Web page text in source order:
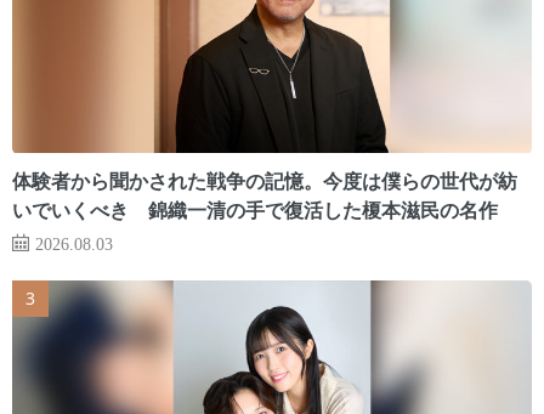
体験者から聞かされた戦争の記憶。今度は僕らの世代が紡
いでいくべき 錦織一清の手で復活した榎本滋民の名作
2026.08.03